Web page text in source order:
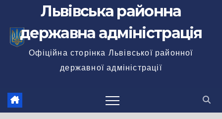
Львівська районна
державна адміністрація
Офіційна сторінка Львівської районної
державної адміністрації